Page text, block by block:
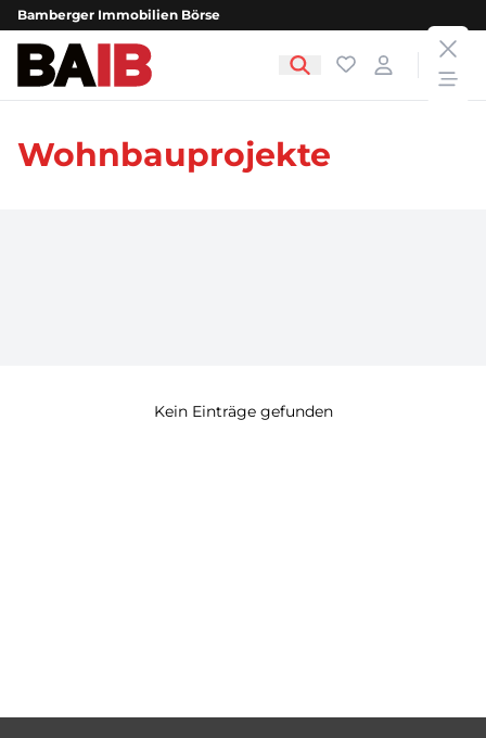
Bamberger Immobilien Börse
Bamberger Immobilien Börse Favoriten
Login
Wohnbauprojekte
Kein Einträge gefunden